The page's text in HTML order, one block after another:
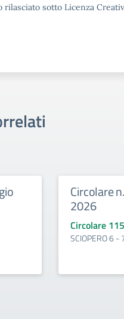
sotto Licenza
Circolare
2026
Circolare 115
SCIOPERO 6